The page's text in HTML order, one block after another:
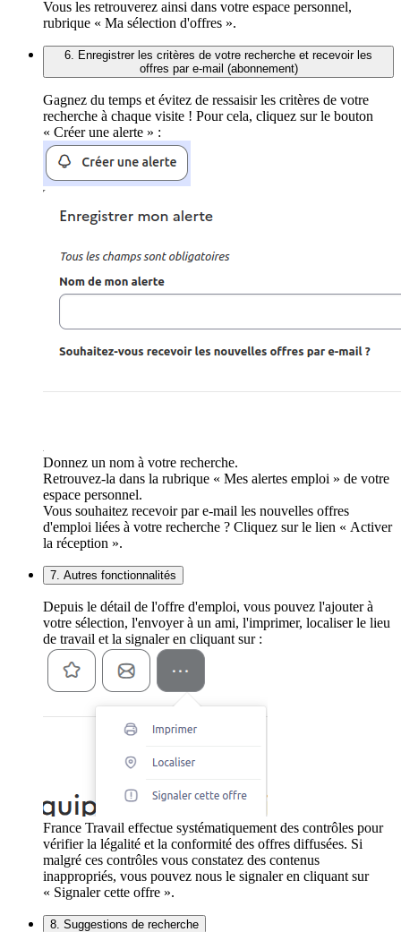
Vous les retrouverez ainsi dans votre espace personnel,
rubrique « Ma sélection d'offres ».
6. Enregistrer les critères de votre recherche et recevoir les
offres par e-mail (abonnement)
Gagnez du temps et évitez de ressaisir les critères de votre
recherche à chaque visite ! Pour cela, cliquez sur le bouton
« Créer une alerte » :
Donnez un nom à votre recherche.
Retrouvez-la dans la rubrique « Mes alertes emploi » de votre
espace personnel.
Vous souhaitez recevoir par e-mail les nouvelles offres
d'emploi liées à votre recherche ? Cliquez sur le lien « Activer
la réception ».
7. Autres fonctionnalités
Depuis le détail de l'offre d'emploi, vous pouvez l'ajouter à
votre sélection, l'envoyer à un ami, l'imprimer, localiser le lieu
de travail et la signaler en cliquant sur :
France Travail effectue systématiquement des contrôles pour
vérifier la légalité et la conformité des offres diffusées. Si
malgré ces contrôles vous constatez des contenus
inappropriés, vous pouvez nous le signaler en cliquant sur
« Signaler cette offre ».
8. Suggestions de recherche